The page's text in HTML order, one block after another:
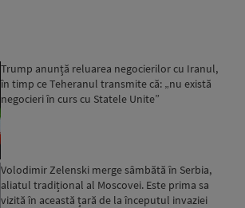
Trump anunță reluarea negocierilor cu Iranul,
în timp ce Teheranul transmite că: „nu există
negocieri în curs cu Statele Unite”
Volodimir Zelenski merge sâmbătă în Serbia,
aliatul tradițional al Moscovei. Este prima sa
vizită în această țară de la începutul invaziei